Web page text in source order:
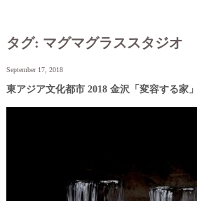
タグ: マグマグラススタジオ
September 17, 2018
東アジア⽂化都市 2018 ⾦沢「変容する家